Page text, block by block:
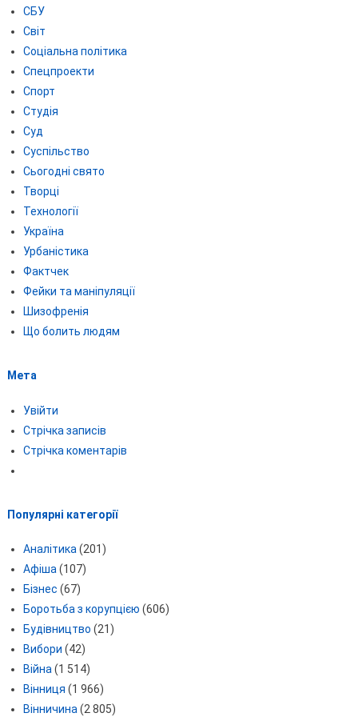
СБУ
Світ
Соціальна політика
Спецпроекти
Спорт
Студія
Суд
Суспільство
Сьогодні свято
Творці
Технології
Україна
Урбаністика
Фактчек
Фейки та маніпуляції
Шизофренія
Що болить людям
Мета
Увійти
Стрічка записів
Стрічка коментарів
Популярні категорії
Аналітика(201)
Афіша(107)
Бізнес (67)
Боротьба з корупцією (606)
Будівництво (21)
Вибори (42)
Війна(1 514)
Вінниця (1 966)
Вінничина(2 805)